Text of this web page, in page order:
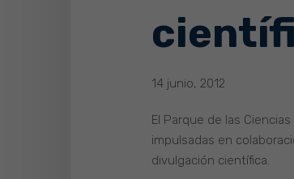
14 junio, 2012
El Parque de las
impulsadas en
divulgación científica.